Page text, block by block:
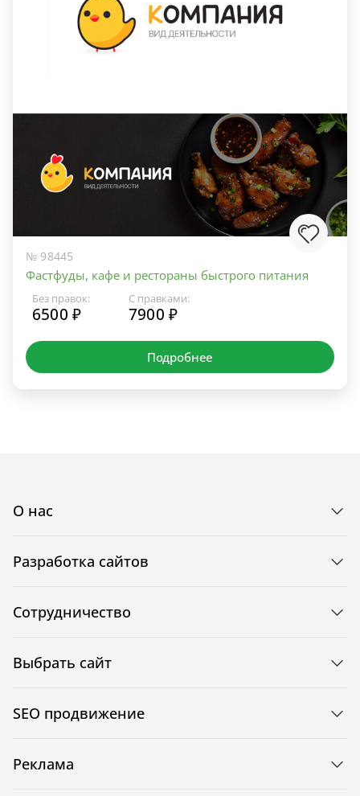
№ 98445
Фастфуды, кафе и рестораны быстрого питания
Без правок:
6500 ₽
С правками:
7900 ₽
Подробнее
О нас
Разработка сайтов
Сотрудничество
Выбрать сайт
SEO продвижение
Реклама